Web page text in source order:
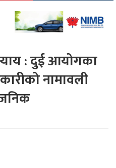
: दुई आयोगका
नामावली